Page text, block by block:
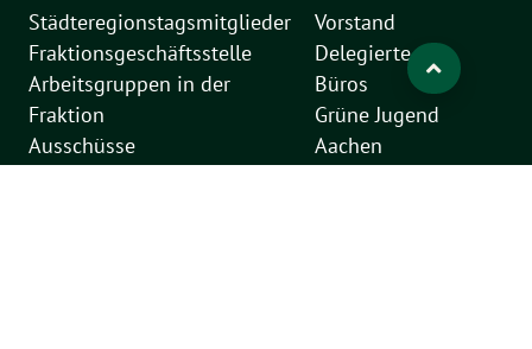
Städteregionstagsmitglieder
Fraktionsgeschäftsstelle
Arbeitsgruppen in der
Fraktion
Ausschüsse
Vorstand
Delegierte
Büros
Grüne Jugend
Aachen